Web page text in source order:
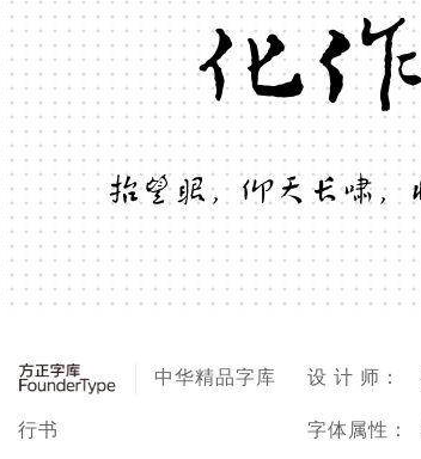
化
抬望眼，仰天长啸
中华精品字库 设 计 师：
行书 字体属性：